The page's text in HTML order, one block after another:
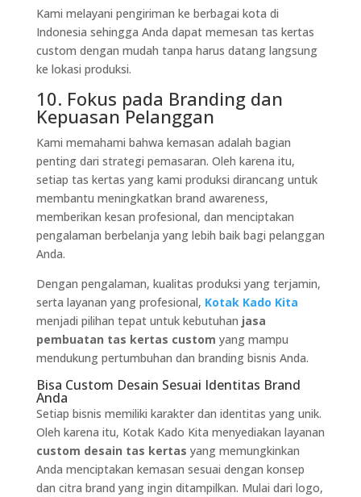
Kami melayani pengiriman ke berbagai kota di
Indonesia sehingga Anda dapat memesan tas kertas
custom dengan mudah tanpa harus datang langsung
ke lokasi produksi.
10. Fokus pada Branding dan
Kepuasan Pelanggan
Kami memahami bahwa kemasan adalah bagian
penting dari strategi pemasaran. Oleh karena itu,
setiap tas kertas yang kami produksi dirancang untuk
membantu meningkatkan brand awareness,
memberikan kesan profesional, dan menciptakan
pengalaman berbelanja yang lebih baik bagi pelanggan
Anda.
Dengan pengalaman, kualitas produksi yang terjamin,
serta layanan yang profesional, Kotak Kado Kita
menjadi pilihan tepat untuk kebutuhan jasa
pembuatan tas kertas custom yang mampu
mendukung pertumbuhan dan branding bisnis Anda.
Bisa Custom Desain Sesuai Identitas Brand
Anda
Setiap bisnis memiliki karakter dan identitas yang unik.
Oleh karena itu, Kotak Kado Kita menyediakan layanan
custom desain tas kertas yang memungkinkan
Anda menciptakan kemasan sesuai dengan konsep
dan citra brand yang ingin ditampilkan. Mulai dari logo,